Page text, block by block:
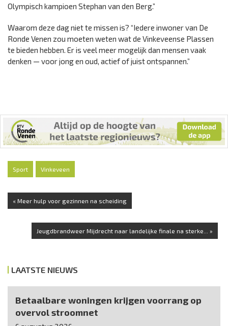
Olympisch kampioen Stephan van den Berg.”
Waarom deze dag niet te missen is? “Iedere inwoner van De
Ronde Venen zou moeten weten wat de Vinkeveense Plassen
te bieden hebben. Er is veel meer mogelijk dan mensen vaak
denken — voor jong en oud, actief of juist ontspannen.”
Sport Vinkeveen
« Meer hulp voor gezinnen na scheiding
Jeugdbrandweer Mijdrecht naar landelijke finale na sterke... »
LAATSTE NIEUWS
Betaalbare woningen krijgen voorrang op
overvol stroomnet